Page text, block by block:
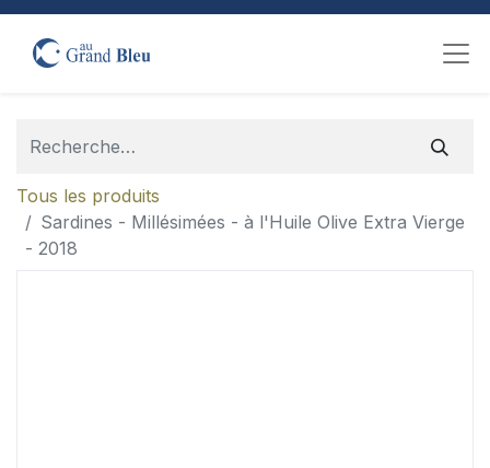
Tous les produits
Sardines - Millésimées - à l'Huile Olive Extra Vierge
- 2018